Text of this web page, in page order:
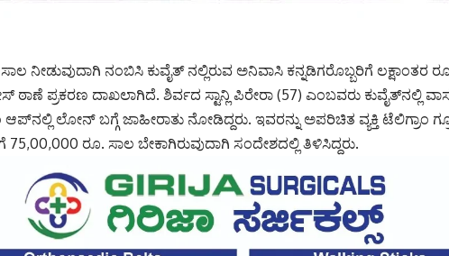
ನೀಡುವುದಾಗಿ ನಂಬಿಸಿ ಕುವೈತ್‌ ನಲ್ಲಿರುವ ಅನಿವಾಸಿ ಕನ್ನಡಿಗರೊಬ್ಬರಿಗೆ ಲಕ್ಷಾಂತರ
ಪ್ರಕರಣ ದಾಖಲಾಗಿದೆ. ಶಿರ್ವದ ಸ್ಟಾನ್ಲಿ ಪಿರೇರಾ (57) ಎಂಬವರು ಕುವೈತ್‌ನಲ್ಲಿ
ಲೋನ್ ಬಗ್ಗೆ ಜಾಹೀರಾತು ನೋಡಿದ್ದರು. ಇವರನ್ನು ಅಪರಿಚಿತ ವ್ಯಕ್ತಿ ಟೆಲಿಗ್ರಾಂ
75,00,000 ರೂ. ಸಾಲ ಬೇಕಾಗಿರುವುದಾಗಿ ಸಂದೇಶದಲ್ಲಿ ತಿಳಿಸಿದ್ದರು.